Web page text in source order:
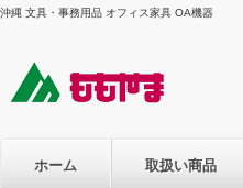
沖縄 文具・事務用品 オフィス家具 OA機器
ホーム 取扱い商品